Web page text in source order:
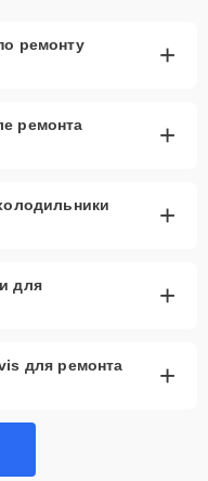
ремонту
+
ремонта
+
+
для
+
для ремонта
+